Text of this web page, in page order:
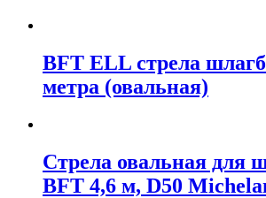
BFT ELL стрела
метра (овальная)
Стрела овальная для
BFT 4,6 м, D50